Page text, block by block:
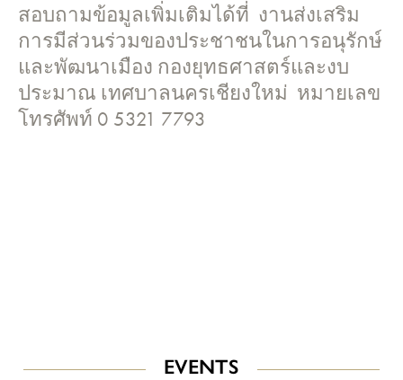
สอบถามข้อมูลเพิ่มเติมได้ที่ งานส่งเสริม
การมีส่วนร่วมของประชาชนในการอนุรักษ์
และพัฒนาเมือง กองยุทธศาสตร์และงบ
ประมาณ เทศบาลนครเชียงใหม่ หมายเลข
โทรศัพท์ 0 5321 7793
EVENTS